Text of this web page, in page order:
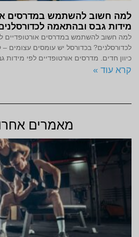
למה חשוב להשתמש במדרסים
מידות גבס ובהתאמה
למה חשוב להשתמש במדרסים אורטופדיים
לכדורסלנים? בכדורסל יש עומסים עצומים –
כיוון חדים. מדרסים אורטופדיים לפי מידות
קרא עוד »
מאמרים